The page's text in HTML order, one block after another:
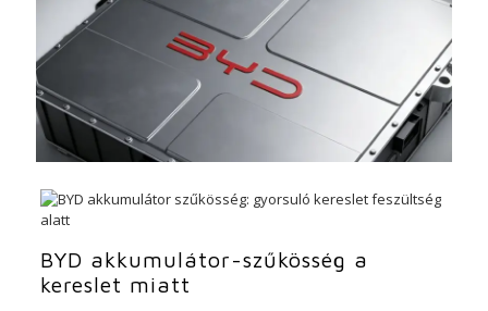
BYD akkumulátor-szűkösség a
kereslet miatt